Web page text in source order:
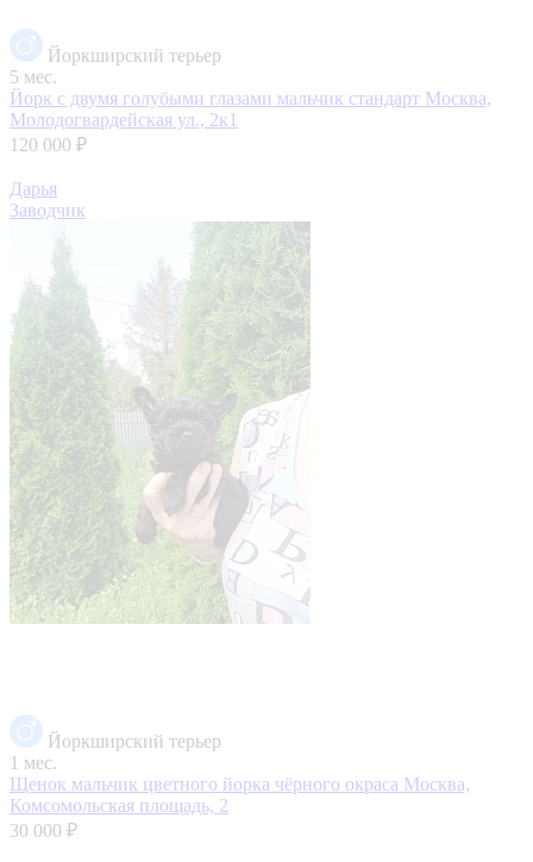
Йоркширский терьер
5 мес.
Йорк с двумя голубыми глазами мальчик стандарт Москва,
Молодогвардейская ул., 2к1
120 000 ₽
Дарья
Заводчик
Йоркширский терьер
1 мес.
Щенок мальчик цветного йорка чёрного окраса Москва,
Комсомольская площадь, 2
30 000 ₽